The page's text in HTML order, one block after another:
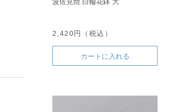
2,420円（税込）
カートに入れる